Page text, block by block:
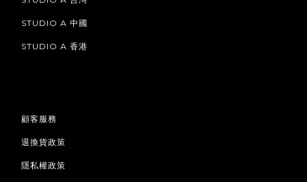
STUDIO A 中國
STUDIO A 香港
顧客服務
退換貨政策
隱私權政策